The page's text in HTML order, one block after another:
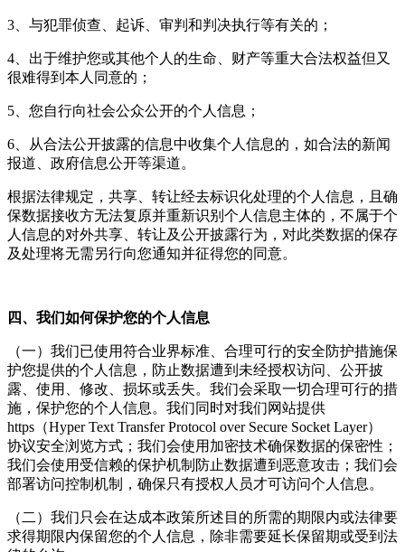
3、与犯罪侦查、起诉、审判和判决执行等有关的；
4、出于维护您或其他个人的生命、财产等重大合法权益但又
很难得到本人同意的；
5、您自行向社会公众公开的个人信息；
6、从合法公开披露的信息中收集个人信息的，如合法的新闻
报道、政府信息公开等渠道。
根据法律规定，共享、转让经去标识化处理的个人信息，且确
保数据接收方无法复原并重新识别个人信息主体的，不属于个
人信息的对外共享、转让及公开披露行为，对此类数据的保存
及处理将无需另行向您通知并征得您的同意。
四、我们如何保护您的个人信息
（一）我们已使用符合业界标准、合理可行的安全防护措施保
护您提供的个人信息，防止数据遭到未经授权访问、公开披
露、使用、修改、损坏或丢失。我们会采取一切合理可行的措
施，保护您的个人信息。我们同时对我们网站提供
https（Hyper Text Transfer Protocol over Secure Socket Layer）
协议安全浏览方式；我们会使用加密技术确保数据的保密性；
我们会使用受信赖的保护机制防止数据遭到恶意攻击；我们会
部署访问控制机制，确保只有授权人员才可访问个人信息。
（二）我们只会在达成本政策所述目的所需的期限内或法律要
求得期限内保留您的个人信息，除非需要延长保留期或受到法